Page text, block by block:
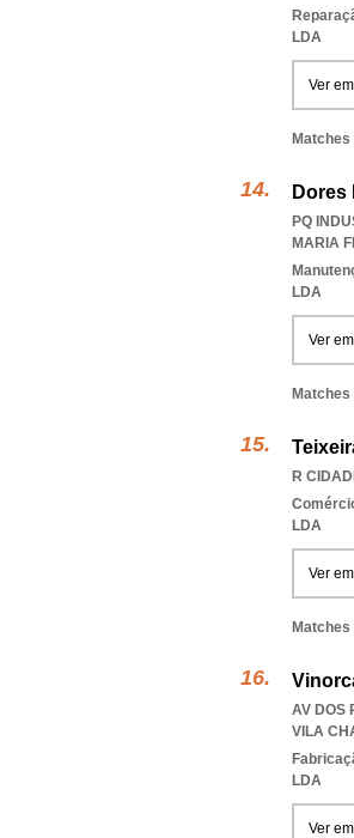
LDA
Ver
Dores
PQ
MARIA
LDA
Ver
R
LDA
Ver
AV DOS
VILA
LDA
Ver